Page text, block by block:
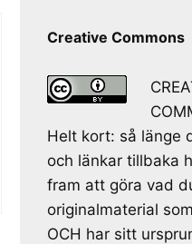
Creative Commons
Helt kort: så länge
och länkar tillbaka
fram att göra vad
originalmaterial
OCH har sitt